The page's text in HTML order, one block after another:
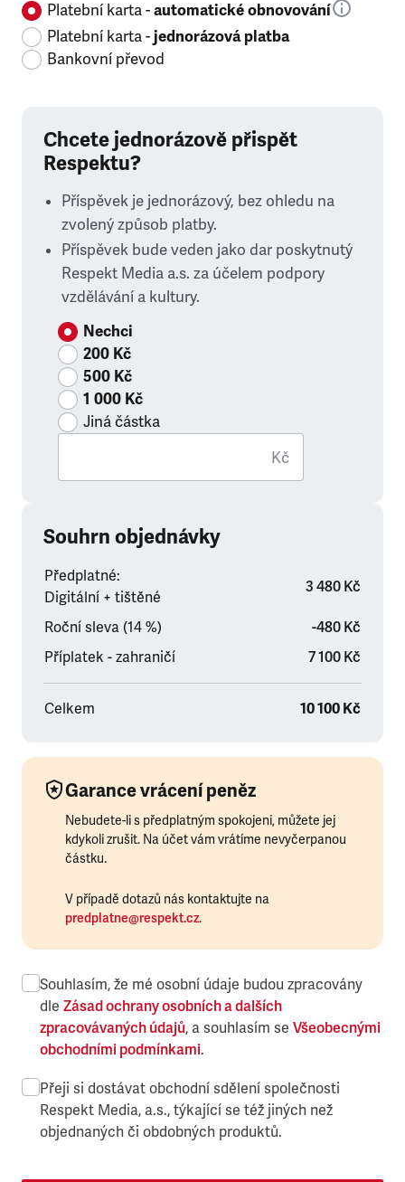
Platební karta -automatické obnovování
Platební karta -jednorázová platba
Bankovní převod
Chcete jednorázově přispět
Respektu?
Příspěvek je jednorázový, bez ohledu na
zvolený způsob platby.
Příspěvek bude veden jako dar poskytnutý
Respekt Media a.s. za účelem podpory
vzdělávání a kultury.
Nechci
200 Kč
500 Kč
1 000 Kč
Jiná částka
Kč
Souhrn objednávky
Předplatné:
Digitální + tištěné
3 480 Kč
Roční sleva (14 %)
-480 Kč
Příplatek - zahraničí
7 100 Kč
Celkem 10 100 Kč
Garance vrácení peněz
Nebudete-li s předplatným spokojeni, můžete jej
kdykoli zrušit. Na účet vám vrátíme nevyčerpanou
částku.
V případě dotazů nás kontaktujte na
predplatne@respekt.cz.
Souhlasím, že mé osobní údaje budou zpracovány
dle Zásad ochrany osobních a dalších
zpracovávaných údajů, a souhlasím se Všeobecnými
obchodními podmínkami.
Přeji si dostávat obchodní sdělení společnosti
Respekt Media, a.s., týkající se též jiných než
objednaných či obdobných produktů.